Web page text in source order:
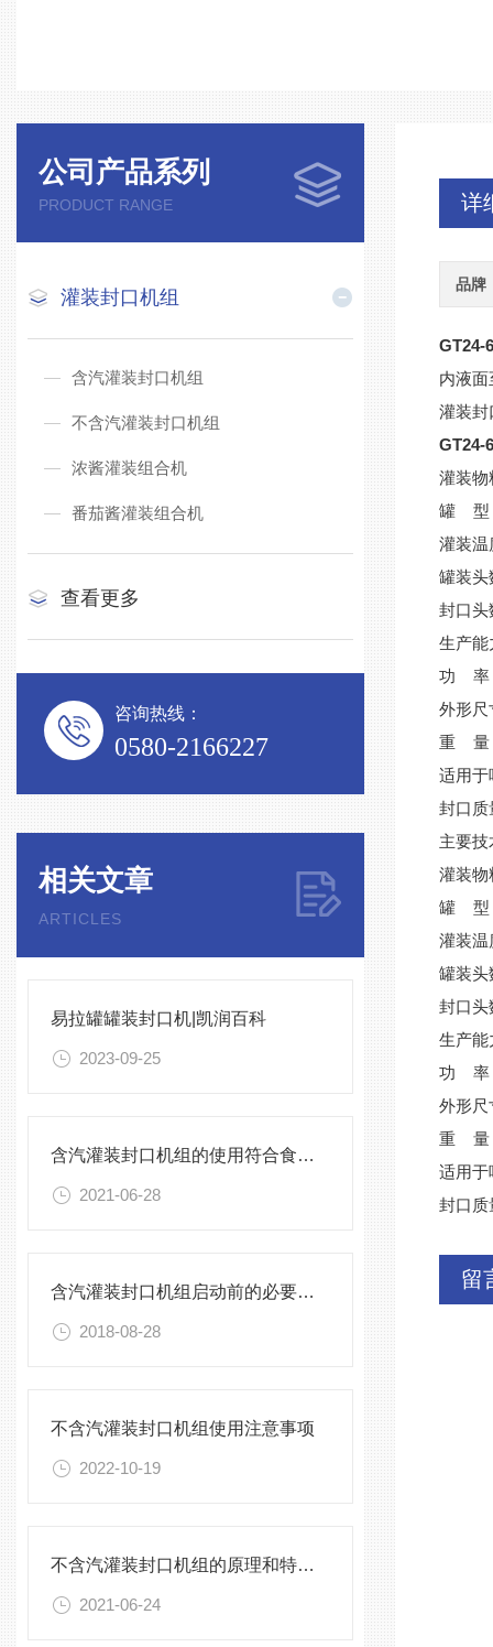
公司产品系列
PRODUCT RANGE
灌装封口机组
含汽灌装封口机组
不含汽灌装封口机组
浓酱灌装组合机
番茄酱灌装组合机
查看更多
咨询热线：
0580-2166227
相关文章
ARTICLES
易拉罐罐装封口机|凯润百科
2023-09-25
含汽灌装封口机组的使用符合食品卫生标准
2021-06-28
含汽灌装封口机组启动前的必要调试
2018-08-28
不含汽灌装封口机组使用注意事项
2022-10-19
不含汽灌装封口机组的原理和特点介绍
2021-06-24
详
品牌
GT24-
内液
灌装封
GT24-
灌装
罐 型
灌装
罐装头
封口头
生产
功 率
外形尺
重 量
适用于
封口质
主要
灌装
罐 型
灌装
罐装头
封口头
生产
功 率
外形尺
重 量
适用于
封口质
留